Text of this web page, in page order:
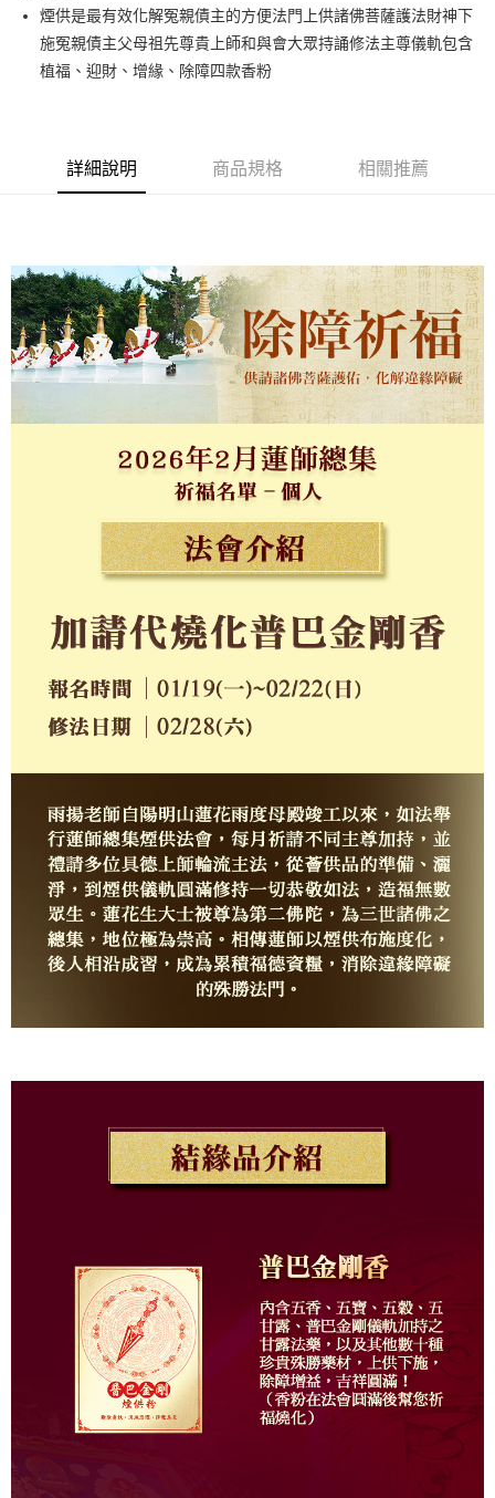
街口支付
悠遊付
貨到付款
台灣無結緣品法會免運 (不寄送出貨明細)
免運費
貨到付款
每筆NT$120，滿NT$1,800(含以上)免運費
煙供是最有效化解冤親債主的方便法門上供諸佛菩薩護法財神下
施冤親債主父母祖先尊貴上師和與會大眾持誦修法主尊儀軌包含
植福、迎財、增緣、除障四款香粉
詳細說明 商品規格 相關推薦